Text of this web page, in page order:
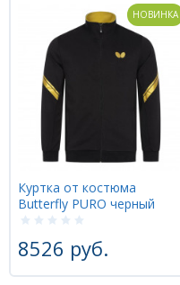
НОВИНКА
Куртка от костюма
Butterfly PURO черный
8526 руб.